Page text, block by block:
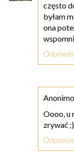
często
byłam
ona
Oooo, u
zrywać